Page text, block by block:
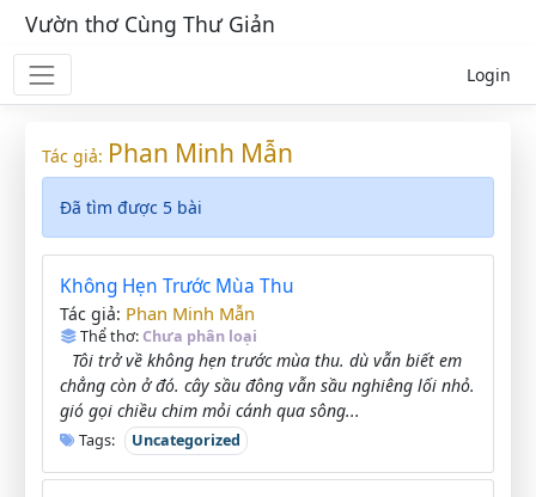
Vườn thơ Cùng Thư Giản
Login
Tác giả: Phan Minh Mẫn
Đã tìm được 5 bài
Không Hẹn Trước Mùa Thu
Tác giả: Phan Minh Mẫn
Thể thơ:Chưa phân loại
Tôi trở về không hẹn trước mùa thu. dù vẫn biết em
chẳng còn ở đó. cây sầu đông vẫn sầu nghiêng lối nhỏ.
gió gọi chiều chim mỏi cánh qua sông...
Tags: Uncategorized